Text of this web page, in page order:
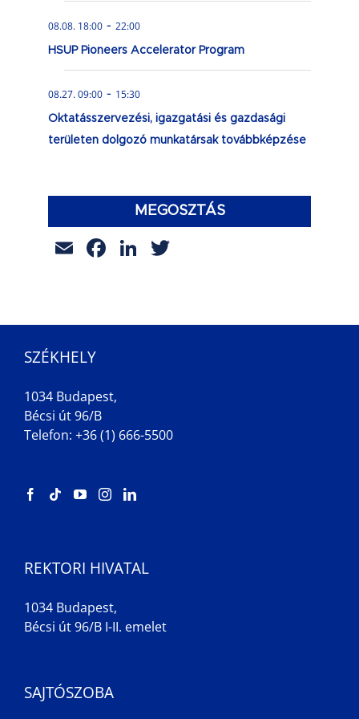
08.08. 18:00 - 22:00
HSUP Pioneers Accelerator Program
08.27. 09:00 - 15:30
Oktatásszervezési, igazgatási és gazdasági
területen dolgozó munkatársak továbbképzése
MEGOSZTÁS
EmailFacebook
LinkedIn
SZÉKHELY
1034 Budapest,
Bécsi út 96/B
Telefon: +36 (1) 666-5500
REKTORI HIVATAL
1034 Budapest,
Bécsi út 96/B I-II. emelet
SAJTÓSZOBA